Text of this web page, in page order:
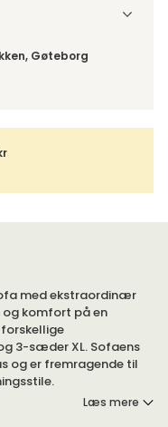
Inden levering
Gøteborg
med ekstraordinær
og komfort på en
3-sæder XL. Sofaens
og er fremragende til
2-
Læs mere